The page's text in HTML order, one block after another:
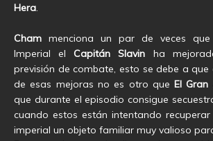
Hera.
Cham menciona un par de veces que
Imperial elCapitán Slavin ha
previsión de combate, esto se debe a
de esas mejoras no es otro que El
que durante el episodio consigue
cuando estos están intentando
imperial un objeto familiar muy valioso